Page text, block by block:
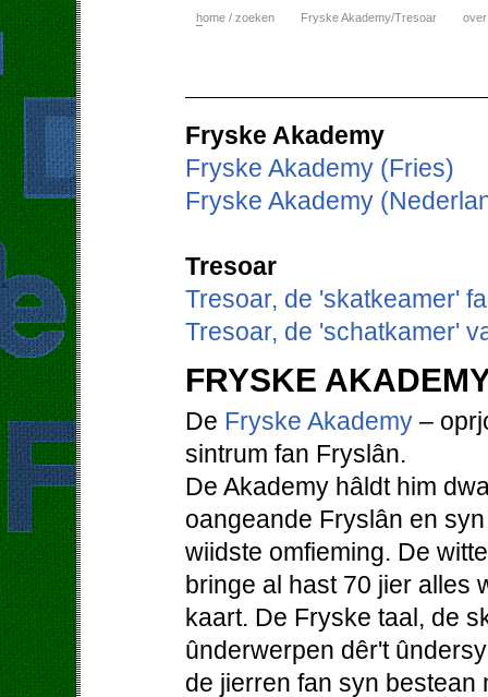
home / zoeken Fryske Akademy/Tresoar
Fryske Akademy
Fryske Akademy (Fries)
Fryske Akademy
Tresoar
Tresoar, de 'skatkeamer'
Tresoar, de 'schatkamer'
FRYSKE
De Fryske Akademy –
sintrum fan Fryslân.
De Akademy hâldt him
oangeande Fryslân en
wiidste omfieming. De
bringe al hast 70 jier alles
kaart. De Fryske taal, de
ûnderwerpen dêr't
de jierren fan syn